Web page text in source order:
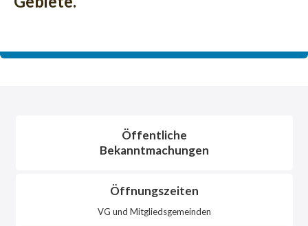
Öffentliche
Bekanntmachungen
Öffnungszeiten
VG und Mitgliedsgemeinden